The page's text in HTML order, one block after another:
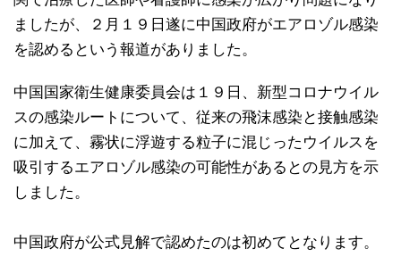
ましたが、２月１９日遂に中国政府がエアロゾル感染
を認めるという報道がありました。
中国国家衛生健康委員会は１９日、新型コロナウイル
スの感染ルートについて、従来の飛沫感染と接触感染
に加えて、霧状に浮遊する粒子に混じったウイルスを
吸引するエアロゾル感染の可能性があるとの見方を示
しました。
中国政府が公式見解で認めたのは初めてとなります。